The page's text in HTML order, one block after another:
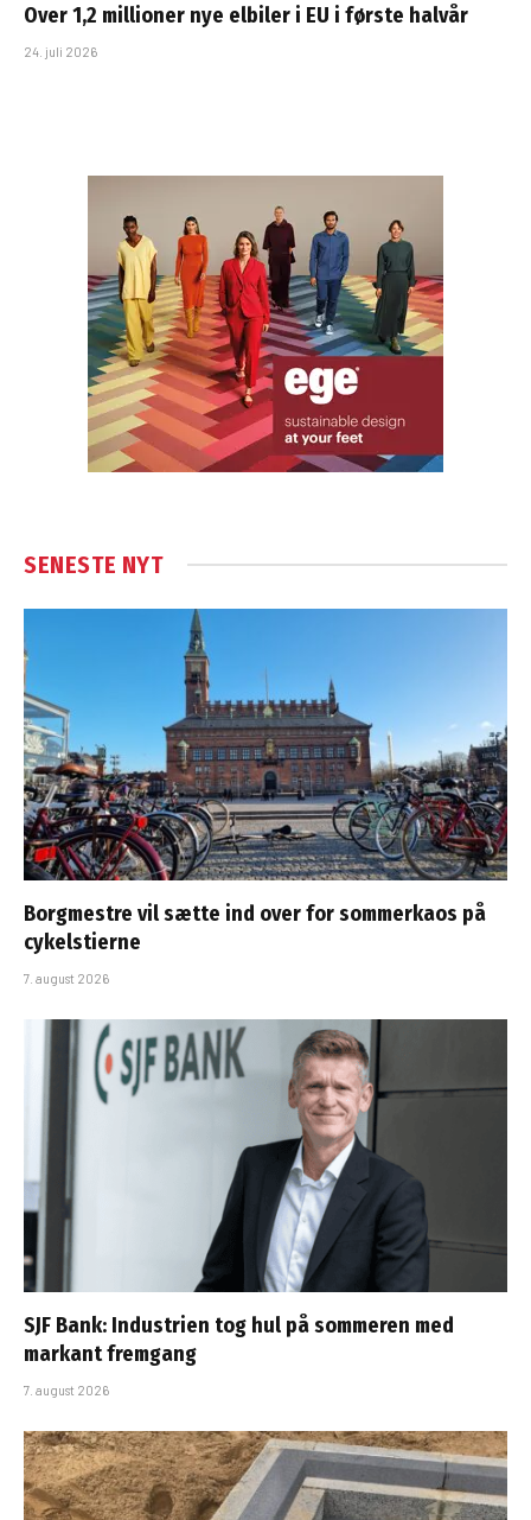
Over 1,2 millioner nye elbiler i EU i første halvår
24. juli 2026
SENESTE NYT
Borgmestre vil sætte ind over for sommerkaos på
cykelstierne
7. august 2026
SJF Bank: Industrien tog hul på sommeren med
markant fremgang
7. august 2026